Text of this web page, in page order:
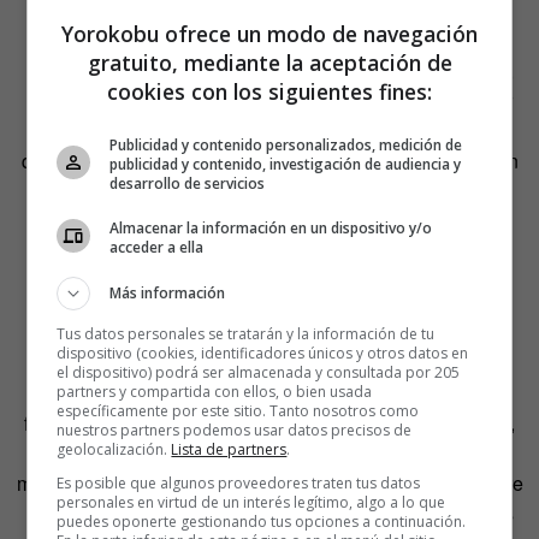
hecho, entre los temas más recurrentes en sus historias
ilustradas. «Queremos estar informados de lo que ocurre,
pero vivimos en un mundo que ama la ligereza y con leer
que es inmediato, visual y corto, funciona muy bien hoy en
día».
Dice que sus dibujos son autobiográficos y por eso los
personajes que los protagonizan son femeninos. Aunque
eso no quiere decir que estén dirigidos únicamente a
mujeres: «Intento plasmar mis preocupaciones y
frustraciones y nunca tengo en cuenta a quien va dirigido,
simplemente dibujo lo que me apetece. Creo que los
mensajes pueden llegar a todos. Para mí la diferencia entre
hombres y mujeres es un cuento. Aparte de las evidentes
Yorokobu ofrece un modo de navegación
gratuito, mediante la aceptación de
cookies con los siguientes fines:
Publicidad y contenido personalizados, medición de
publicidad y contenido, investigación de audiencia y
desarrollo de servicios
Almacenar la información en un dispositivo y/o
acceder a ella
Más información
Tus datos personales se tratarán y la información de tu
dispositivo (cookies, identificadores únicos y otros datos en
el dispositivo) podrá ser almacenada y consultada por 205
partners y compartida con ellos, o bien usada
específicamente por este sitio. Tanto nosotros como
nuestros partners podemos usar datos precisos de
geolocalización. Lista de partners.
Es posible que algunos proveedores traten tus datos
personales en virtud de un interés legítimo, algo a lo que
puedes oponerte gestionando tus opciones a continuación.